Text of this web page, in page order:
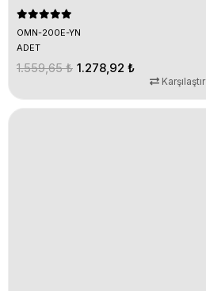
OMN-200E-YN
ADET
1.278,92 ₺
1.559,65 ₺
Karşılaştır